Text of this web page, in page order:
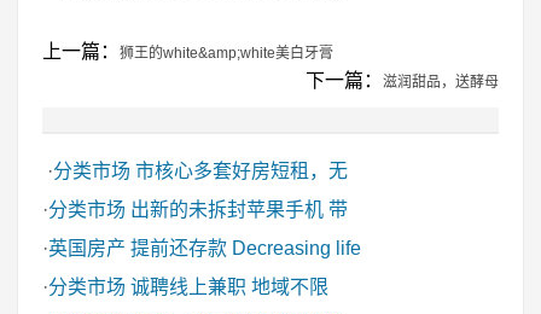
上一篇： 狮王的white&amp;white美白牙膏
下一篇： 滋润甜品，送酵母
·分类市场 市核心多套好房短租，无
·分类市场 出新的未拆封苹果手机 带
·英国房产 提前还存款 Decreasing life
·分类市场 诚聘线上兼职 地域不限